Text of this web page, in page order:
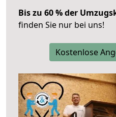
Bis zu 60 % der
finden Sie nur bei uns!
Kostenlose